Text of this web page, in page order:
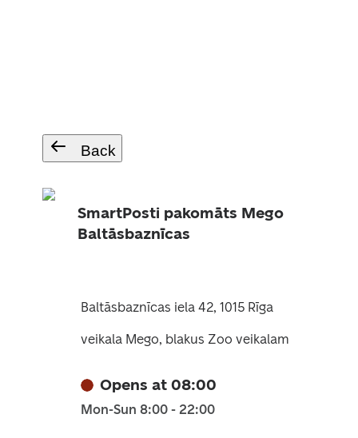
Back
SmartPosti pakomāts Mego
Baltāsbaznīcas
Baltāsbaznīcas iela 42, 1015 Rīga
veikala Mego, blakus Zoo veikalam
Opens at 08:00
Mon-Sun 8:00 - 22:00